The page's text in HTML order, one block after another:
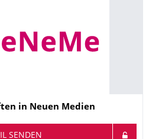
in Neuen Medien
SENDEN